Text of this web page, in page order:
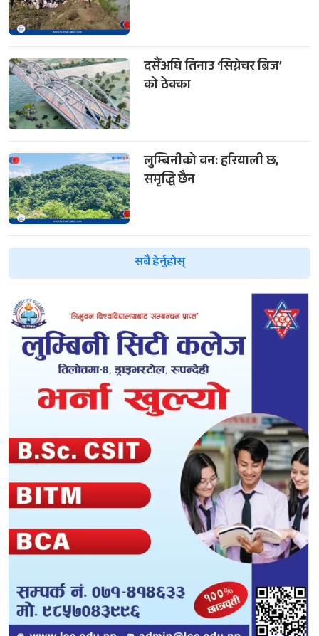
दसैँअघि तिनाउ ‘सिग्नेचर ब्रिज’
को ठेक्का
लुम्बिनीको वन: हरियाली छ,
समृद्धि छैन
सबै हेर्नुहोस्